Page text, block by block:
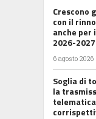
Crescono
con il
anche per
2026-2027
6 agosto 2026
Soglia di
la